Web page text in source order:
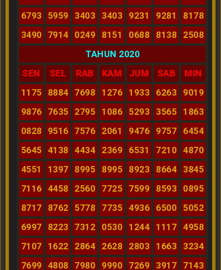
6793
5959 3403 3403 9231 9281
8178
3490
7914 0249 8151 0688 8138
2508
TAHUN 2020
SEN
SEL RAB KAM JUM SAB
MIN
1175
8884 7698 1276 1933 6263
9019
9876
7635 2795 1086 5293 3565
1863
0828
9516 7576 2061 9476 9757
6454
5645
4138 4434 2369 6531 7210
4870
4551
1397 8995 8995 8923 8664
3845
7116
4458 2560 7725 7599 8593
0895
8717
8762 5778 7735 4936 6500
5052
6997
8223 7312 0530 1244 1117
4958
7107
1622 2864 2628 2803 1663
3234
7699
4808 7980 9990 7269 3917
7143